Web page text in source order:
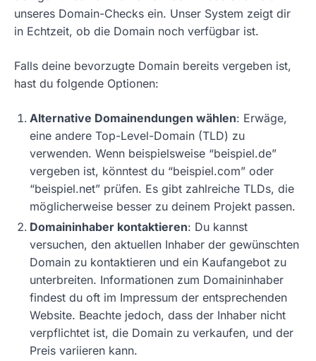
unseres Domain-Checks ein. Unser System zeigt dir
in Echtzeit, ob die Domain noch verfügbar ist.
Falls deine bevorzugte Domain bereits vergeben ist,
hast du folgende Optionen:
Alternative Domainendungen wählen: Erwäge,
eine andere Top-Level-Domain (TLD) zu
verwenden. Wenn beispielsweise “beispiel.de”
vergeben ist, könntest du “beispiel.com” oder
“beispiel.net” prüfen. Es gibt zahlreiche TLDs, die
möglicherweise besser zu deinem Projekt passen.
Domaininhaber kontaktieren: Du kannst
versuchen, den aktuellen Inhaber der gewünschten
Domain zu kontaktieren und ein Kaufangebot zu
unterbreiten. Informationen zum Domaininhaber
findest du oft im Impressum der entsprechenden
Website. Beachte jedoch, dass der Inhaber nicht
verpflichtet ist, die Domain zu verkaufen, und der
Preis variieren kann.